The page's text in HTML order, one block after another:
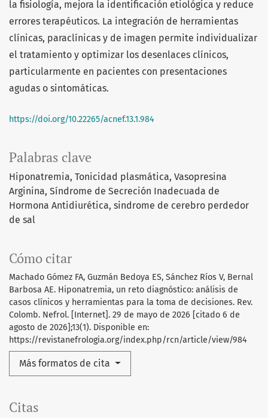
Palabras clave
Hiponatremia Tonicidad plasmática Vasopresina
Arginina Síndrome de Secreción Inadecuada de
Hormona Antidiurética sindrome de cerebro perdedor
de sal
Cómo citar
Machado Gómez FA, Guzmán Bedoya ES, Sánchez Ríos V, Bernal
Barbosa AE. Hiponatremia, un reto diagnóstico: análisis de
casos clínicos y herramientas para la toma de decisiones. Rev.
Colomb. Nefrol. [Internet]. 29 de mayo de 2026 [citado 6 de
agosto de 2026];13(1). Disponible en:
https://revistanefrologia.org/index.php/rcn/article/view/984
Más formatos de cita
la fisiología, mejora la identificación etiológica y reduce
errores terapéuticos. La integración de herramientas
clínicas, paraclínicas y de imagen permite individualizar
el tratamiento y optimizar los desenlaces clínicos,
particularmente en pacientes con presentaciones
agudas o sintomáticas.
https://doi.org/10.22265/acnef.13.1.984
Citas